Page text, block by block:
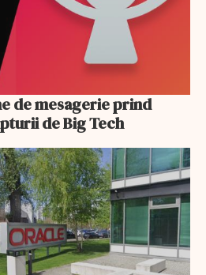
de mesagerie prind
de Big Tech